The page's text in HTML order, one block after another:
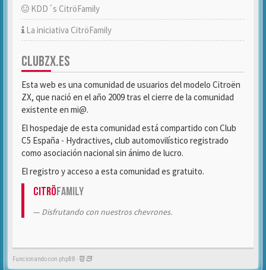
KDD´s CitröFamily
La iniciativa CitröFamily
CLUBZX.ES
Esta web es una comunidad de usuarios del modelo Citroën
ZX, que nació en el año 2009 tras el cierre de la comunidad
existente en mi@.
El hospedaje de esta comunidad está compartido con Club
C5 España - Hydractives, club automovilístico registrado
como asociación nacional sin ánimo de lucro.
El registro y acceso a esta comunidad es gratuito.
CitröFamily
Disfrutando con nuestros chevrones.
Funcionando con phpBB -